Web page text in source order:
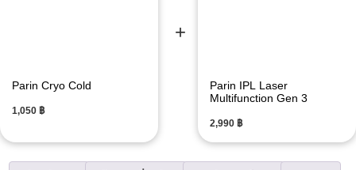
Parin Cryo Cold
฿
Parin IPL Laser
Multifunction Gen 3
฿